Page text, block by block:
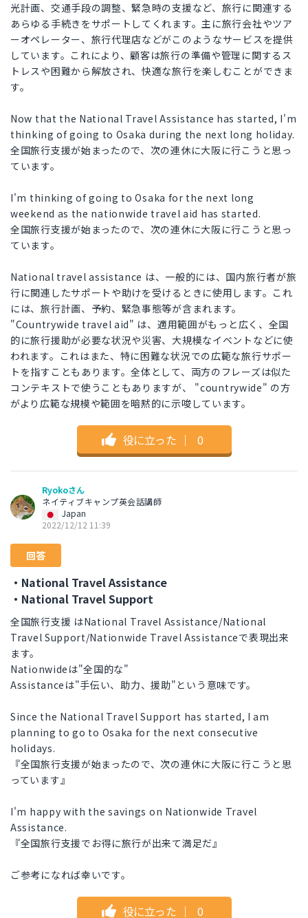
光計画、交通手段の調整、緊急時の支援など、旅行に関連する
あらゆる手続きをサポートしてくれます。主に旅行会社やツア
ーオペレーター、旅行代理店などがこのようなサービスを提供
しています。これにより、顧客は旅行の準備や管理に関するス
トレスや困難から解放され、快適な旅行を楽しむことができま
す。
Now that the National Travel Assistance has started, I'm
thinking of going to Osaka during the next long holiday.
全国旅行支援が始まったので、次の連休に大阪に行こうと思っ
ています。
I'm thinking of going to Osaka for the next long
weekend as the nationwide travel aid has started.
全国旅行支援が始まったので、次の連休に大阪に行こうと思っ
ています。
National travel assistance は、一般的には、国内旅行者が旅
行に関連したサポートや助けを受けるときに使用します。これ
には、旅行計画、予約、緊急事態等が含まれます。
"Countrywide travel aid" は、適用範囲がもっと広く、全国
的に旅行援助が必要な状況や災害、大規模なイベントなどに使
われます。これはまた、特に困難な状況での広範な旅行サポー
トを指すこともあります。全体として、両方のフレーズは似た
コンテキストで使うこともありますが、 "countrywide" の方
がより広範な規模や範囲を暗黙的に示唆しています。
役に立った ｜ 0
Ryokoさん
ネイティブキャンプ英会話講師
Japan
2022/12/12 11:39
回答
・National Travel Assistance
・National Travel Support
全国旅行支援 はNational Travel Assistance/National
Travel Support/Nationwide Travel Assistanceで表現出来
ます。
Nationwideは"全国的な"
Assistanceは"手伝い、助力、援助"という意味です。
Since the National Travel Support has started, I am
planning to go to Osaka for the next consecutive
holidays.
『全国旅行支援が始まったので、次の連休に大阪に行こうと思
っています』
I'm happy with the savings on Nationwide Travel
Assistance.
『全国旅行支援でお得に旅行が出来て満足だ』
ご参考になれば幸いです。
役に立った ｜ 0